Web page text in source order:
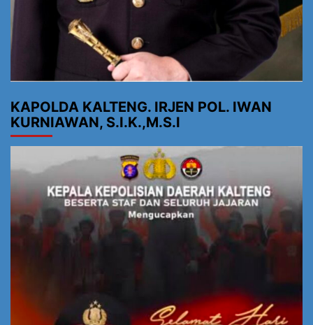
KAPOLDA KALTENG. IRJEN POL. IWAN
KURNIAWAN, S.I.K.,M.S.I